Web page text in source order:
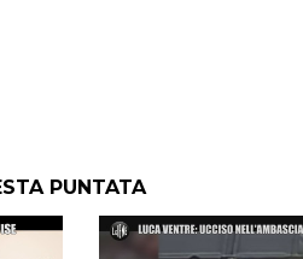
PUNTATA